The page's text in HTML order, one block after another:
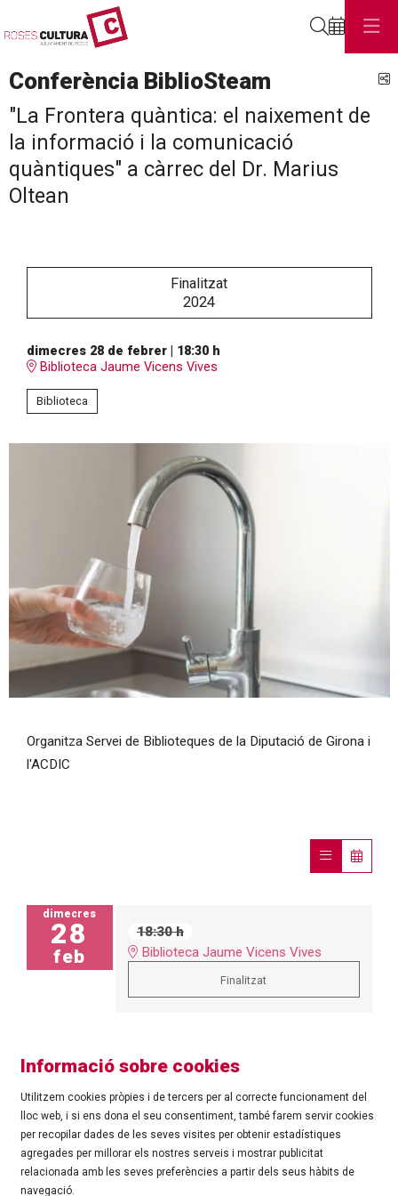
Conferència BiblioSteam
"La Frontera quàntica: el naixement de
la informació i la comunicació
quàntiques" a càrrec del Dr. Marius
Oltean
Finalitzat
2024
dimecres 28 de febrer| 18:30 h
Biblioteca Jaume Vicens Vives
Biblioteca
Organitza Servei de Biblioteques de la Diputació de Girona i
l'ACDIC
dimecres
28
feb
18:30 h
Biblioteca Jaume Vicens Vives
Finalitzat
©Ajuntament de Roses| C/ Tarragona, 81 | 17480 ROSES
Tel.: 972 25 24 00 |cultura@roses.cat
Informació sobre cookies
Utilitzem cookies pròpies i de tercers per al correcte funcionament del
lloc web, i si ens dona el seu consentiment, també farem servir cookies
per recopilar dades de les seves visites per obtenir estadístiques
agregades per millorar els nostres serveis i mostrar publicitat
relacionada amb les seves preferències a partir dels seus hàbits de
navegació.